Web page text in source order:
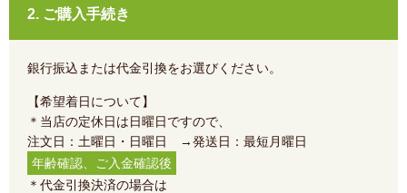
2. ご購入手続き
銀行振込または代金引換をお選びください。
【希望着日について】
＊当店の定休日は日曜日ですので、
注文日：土曜日・日曜日 →発送日：最短月曜日
年齢確認、ご入金確認後
＊代金引換決済の場合は